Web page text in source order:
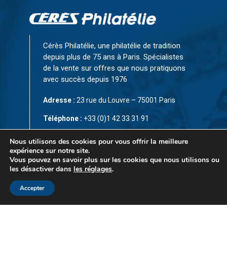
Cérès Philatélie, une philatélie de tradition
depuis plus de 75 ans à Paris. Spécialistes
de la vente sur offres que nous pratiquons
avec succès depuis 1976
Adresse : 23 rue du Louvre – 75001 Paris
Téléphone : +33 (0)1 42 33 31 91
Email:infos@ceres-philatelie.com
Mentions légales
Nous utilisons des cookies pour vous offrir la meilleure
expérience sur notre site.
Vous pouvez en savoir plus sur les cookies que nous utilisons ou
les désactiver dans les réglages.
Accepter